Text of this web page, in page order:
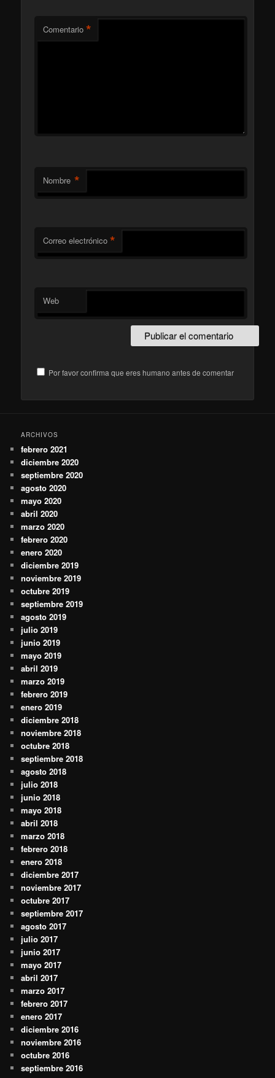
Comentario *
Nombre *
Correo electrónico *
Web
Por favor confirma que eres humano antes de comentar
ARCHIVOS
febrero 2021
diciembre 2020
septiembre 2020
agosto 2020
mayo 2020
abril 2020
marzo 2020
febrero 2020
enero 2020
diciembre 2019
noviembre 2019
octubre 2019
septiembre 2019
agosto 2019
julio 2019
junio 2019
mayo 2019
abril 2019
marzo 2019
febrero 2019
enero 2019
diciembre 2018
noviembre 2018
octubre 2018
septiembre 2018
agosto 2018
julio 2018
junio 2018
mayo 2018
abril 2018
marzo 2018
febrero 2018
enero 2018
diciembre 2017
noviembre 2017
octubre 2017
septiembre 2017
agosto 2017
julio 2017
junio 2017
mayo 2017
abril 2017
marzo 2017
febrero 2017
enero 2017
diciembre 2016
noviembre 2016
octubre 2016
septiembre 2016